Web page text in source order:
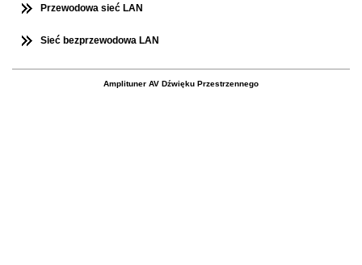
Przewodowa sieć LAN
Sieć bezprzewodowa LAN
Amplituner AV Dźwięku Przestrzennego